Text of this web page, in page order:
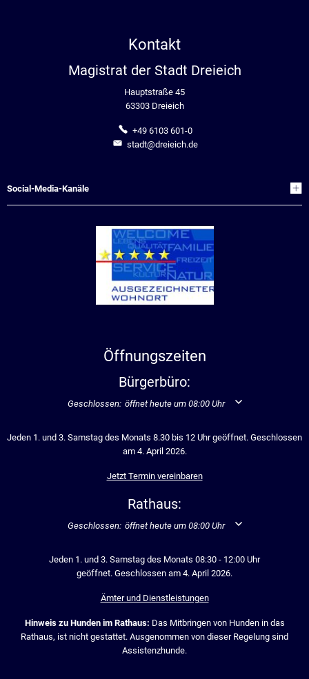
Kontakt
Magistrat der Stadt Dreieich
Hauptstraße 45
63303 Dreieich
+49 6103 601-0
stadt@dreieich.de
Social-Media-Kanäle
Öffnungszeiten
Bürgerbüro:
Klicken, um weitere Öffnungs- oder Schließzeiten
Geschlossen: öffnet heute um 08:00 Uhr
Jeden 1. und 3. Samstag des Monats 8.30 bis 12 Uhr geöffnet. Geschlossen
am 4. April 2026.
Jetzt Termin vereinbaren
Rathaus:
Klicken, um weitere Öffnungs- oder Schließzeiten
Geschlossen: öffnet heute um 08:00 Uhr
Jeden 1. und 3. Samstag des Monats 08:30 - 12:00 Uhr
geöffnet. Geschlossen am 4. April 2026.
Ämter und Dienstleistungen
Hinweis zu Hunden im Rathaus: Das Mitbringen von Hunden in das
Rathaus, ist nicht gestattet. Ausgenommen von dieser Regelung sind
Assistenzhunde.